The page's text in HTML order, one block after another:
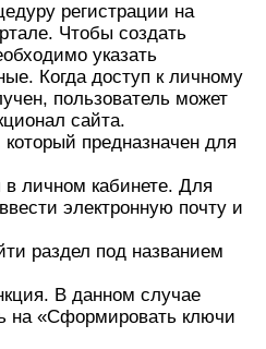
регистрации на
Чтобы создать
указать
Когда доступ к личному
пользователь может
сайта.
предназначен для
в личном кабинете. Для
электронную почту и
раздел под названием
В данном случае
на «Сформировать ключи